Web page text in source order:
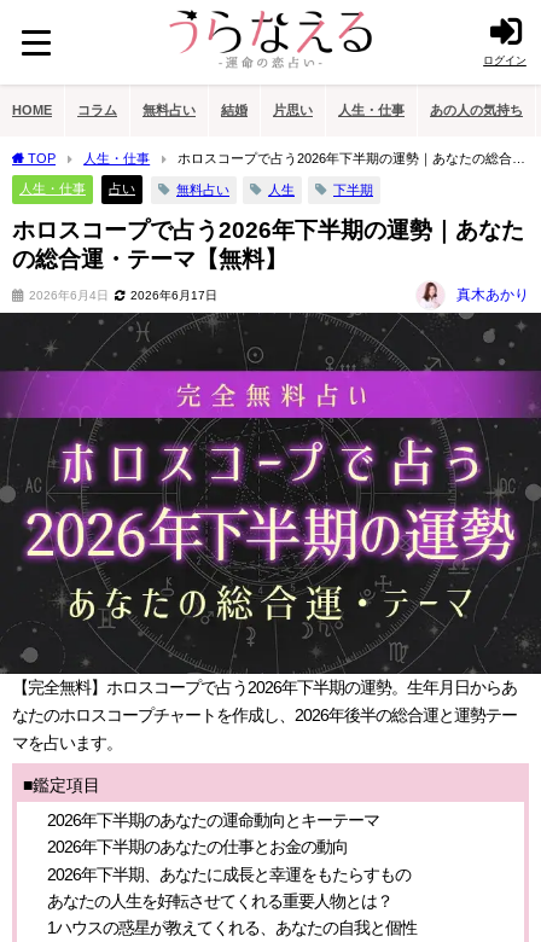
ログイン
HOME コラム 無料占い 結婚 片思い 人生・仕事 あの人の気持ち
TOP 人生・仕事
ホロスコープで占う2026年下半期の運勢｜あなたの総合
運・テーマ【無料】
人生・仕事 占い 無料占い 人生 下半期
ホロスコープで占う2026年下半期の運勢｜あなた
の総合運・テーマ【無料】
2026年6月4日 2026年6月17日 真木あかり
【完全無料】ホロスコープで占う2026年下半期の運勢。生年月日からあ
なたのホロスコープチャートを作成し、2026年後半の総合運と運勢テー
マを占います。
■鑑定項目
2026年下半期のあなたの運命動向とキーテーマ
2026年下半期のあなたの仕事とお金の動向
2026年下半期、あなたに成長と幸運をもたらすもの
あなたの人生を好転させてくれる重要人物とは？
1ハウスの惑星が教えてくれる、あなたの自我と個性